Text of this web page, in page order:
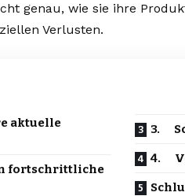
genau, wie sie ihre
Verlusten.
aktuelle
fortschrittliche
3.
4.